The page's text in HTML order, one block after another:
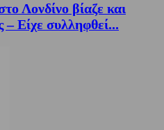
Λονδίνο βίαζε και
– Είχε συλληφθεί...